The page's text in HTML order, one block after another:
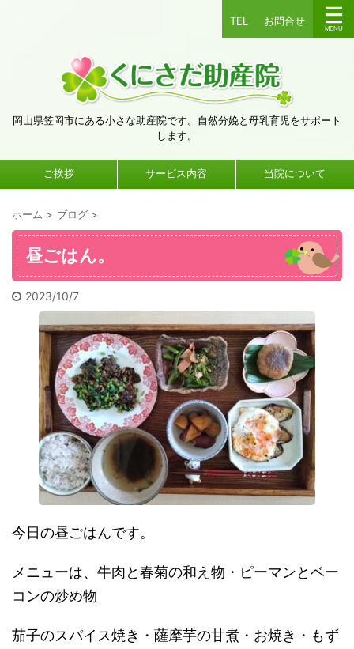
TEL お問合せ
岡山県笠岡市にある小さな助産院です。自然分娩と母乳育児をサポート
します。
ご挨拶 サービス内容 当院について
ホーム > ブログ >
昼ごはん。
2023/10/7
今日の昼ごはんです。
メニューは、牛肉と春菊の和え物・ピーマンとベー
コンの炒め物
茄子のスパイス焼き・薩摩芋の甘煮・お焼き・もず